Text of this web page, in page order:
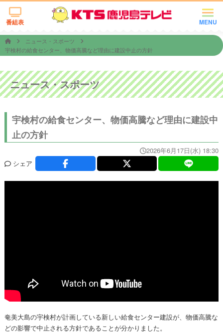
MENU
番組表
ニュース・スポーツ
宇検村の給食センター、物価高騰など理由に建設中止の方針
ニュース・スポーツ
宇検村の給食センター、物価高騰など理由に建設中
止の方針
2026年6月17日(水) 18:30
シェア
奄美大島の宇検村が計画している新しい給食センター建設が、物価高騰な
どの影響で中止される方針であることが分かりました。